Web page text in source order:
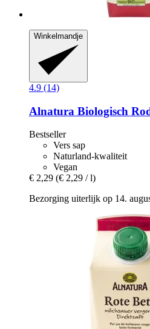
Winkelmandje
4.9 (14)
Alnatura Biologisch
Bestseller
Vers sap
Naturland-kwaliteit
Vegan
€ 2,29 (€ 2,29 / l)
Bezorging uiterlijk op 14.